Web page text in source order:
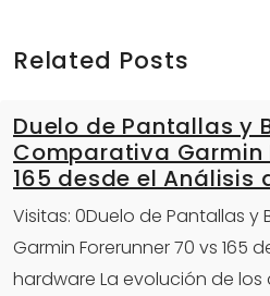
Related Posts
Duelo de Pantallas y
Comparativa Garmin
165 desde el Análisis
Visitas: 0Duelo de Pantallas
Garmin Forerunner 70 vs 165
hardware La evolución de